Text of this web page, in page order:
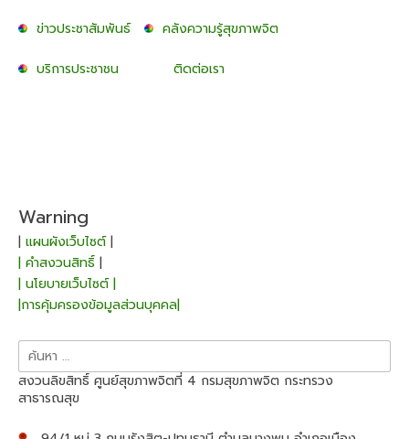
ข่าวประชาสัมพันธ์ คลังความรู้สุขภาพจิต
บริการประชาชน ติดต่อเรา
Warning
| แผนผังเว็บไซต์|
| คำสงวนสิทธิ์ |
| นโยบายเว็บไซต์ |
|การคุ้มครองข้อมูลส่วนบุคคล|
ค้นหา
สำหรับ:
สงวนลิขสิทธิ์ ศูนย์สุขภาพจิตที่ 4 กรมสุขภาพจิต กระทรวง
สาธารณสุข